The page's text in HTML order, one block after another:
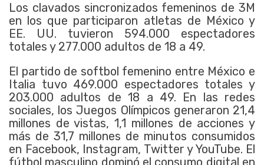
Los clavados sincronizados femeninos de 3M
en los que participaron atletas de México y
EE. UU. tuvieron 594.000 espectadores
totales y 277.000 adultos de 18 a 49.
El partido de softbol femenino entre México e
Italia tuvo 469.000 espectadores totales y
203.000 adultos de 18 a 49. En las redes
sociales, los Juegos Olímpicos generaron 21,4
millones de vistas, 1,1 millones de acciones y
más de 31,7 millones de minutos consumidos
en Facebook, Instagram, Twitter y YouTube. El
fútbol masculino dominó el consumo digital en